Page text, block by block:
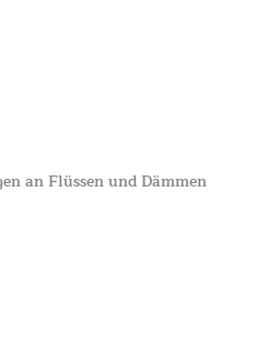
an Flüssen und Dämmen